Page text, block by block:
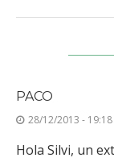
PACO
28/12/2013 - 19:18
Hola Silvi, un